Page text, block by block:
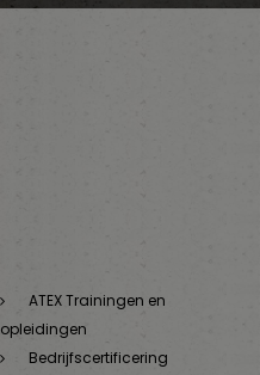
ATEX Trainingen en
opleidingen
Bedrijfscertificering